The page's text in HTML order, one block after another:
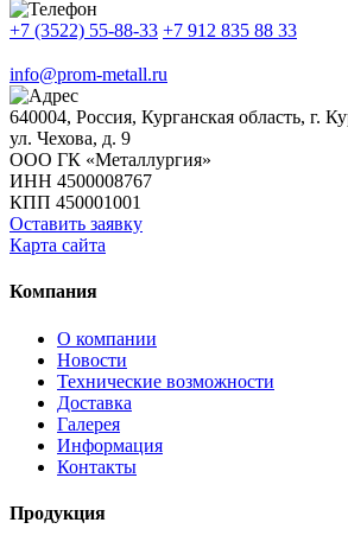
+7 (3522) 55-88-33 +7 912 835 88 33
info@prom-metall.ru
640004, Россия, Курганская область, г.
ул. Чехова, д. 9
ООО ГК «Металлургия»
ИНН 4500008767
КПП 450001001
Оставить заявку
Карта сайта
Компания
О компании
Новости
Технические возможности
Доставка
Галерея
Информация
Контакты
Продукция